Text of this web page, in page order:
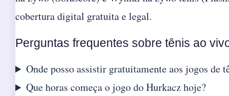
cobertura digital gratuita e legal.
Perguntas frequentes sobre tênis ao
Onde posso assistir gratuitamente aos jogos de
Que horas começa o jogo do Hurkacz hoje?